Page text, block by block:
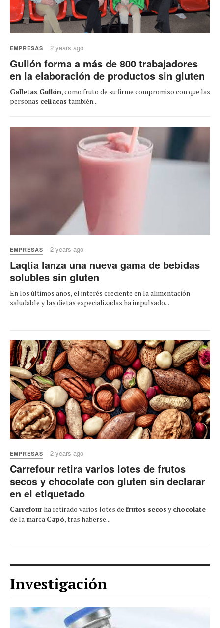
EMPRESAS 2 years ago
Gullón forma a más de 800 trabajadores
en la elaboración de productos sin gluten
Galletas Gullón, como fruto de su firme compromiso con que las
personas celíacas también...
EMPRESAS 2 years ago
Laqtia lanza una nueva gama de bebidas
solubles sin gluten
En los últimos años, el interés creciente en la alimentación
saludable y las dietas especializadas ha impulsado...
EMPRESAS 2 years ago
Carrefour retira varios lotes de frutos
secos y chocolate con gluten sin declarar
en el etiquetado
Carrefourha retirado varios lotes de frutos secos y chocolate
de la marca Capó, tras haberse...
Investigación